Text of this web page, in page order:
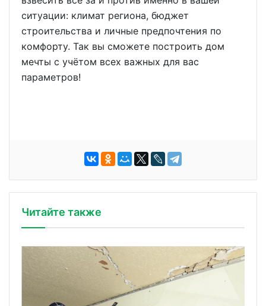
ситуации: климат региона, бюджет
строительства и личные предпочтения по
комфорту. Так вы сможете построить дом
мечты с учётом всех важных для вас
параметров!
Читайте также